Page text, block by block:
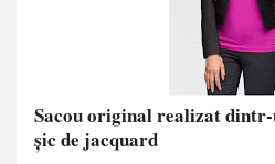
Sacou original realizat
şic de jacquard